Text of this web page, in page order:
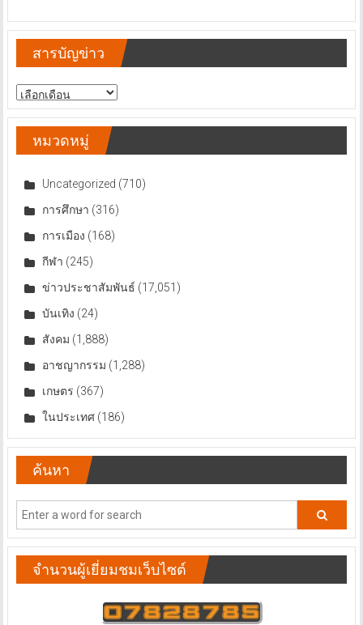
สารบัญข่าว
สารบัญ
ข่าว
หมวดหมู่
Uncategorized (710)
การศึกษา (316)
การเมือง (168)
กีฬา (245)
ข่าวประชาสัมพันธ์ (17,051)
บันเทิง (24)
สังคม (1,888)
อาชญากรรม (1,288)
เกษตร (367)
ในประเทศ(186)
ค้นหา
จำนวนผู้เยี่ยมชมเว็บไซต์